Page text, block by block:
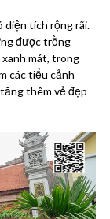
diện tích rộng rãi.
được trồng
xanh mát, trong
các tiểu cảnh
thêm vẻ đẹp